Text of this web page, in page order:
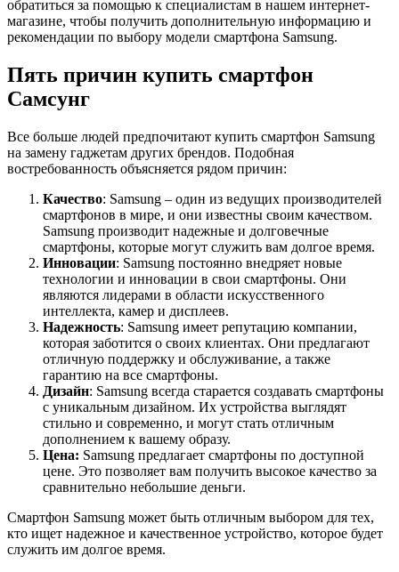
обратиться за помощью к специалистам в нашем интернет-
магазине, чтобы получить дополнительную информацию и
рекомендации по выбору модели смартфона Samsung.
Пять причин купить смартфон
Самсунг
Все больше людей предпочитают купить смартфон Samsung
на замену гаджетам других брендов. Подобная
востребованность объясняется рядом причин:
Качество: Samsung – один из ведущих производителей
смартфонов в мире, и они известны своим качеством.
Samsung производит надежные и долговечные
смартфоны, которые могут служить вам долгое время.
Инновации: Samsung постоянно внедряет новые
технологии и инновации в свои смартфоны. Они
являются лидерами в области искусственного
интеллекта, камер и дисплеев.
Надежность: Samsung имеет репутацию компании,
которая заботится о своих клиентах. Они предлагают
отличную поддержку и обслуживание, а также
гарантию на все смартфоны.
Дизайн: Samsung всегда старается создавать смартфоны
с уникальным дизайном. Их устройства выглядят
стильно и современно, и могут стать отличным
дополнением к вашему образу.
Цена: Samsung предлагает смартфоны по доступной
цене. Это позволяет вам получить высокое качество за
сравнительно небольшие деньги.
Смартфон Samsung может быть отличным выбором для тех,
кто ищет надежное и качественное устройство, которое будет
служить им долгое время.